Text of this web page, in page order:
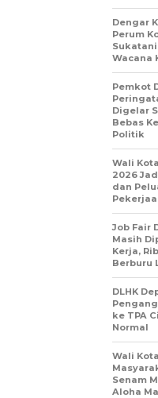
Dengar
Perum
Sukatani
Wacana
Pemkot
Digelar
Bebas
Politik
Wali
2026
dan
Job Fair
Masih
Kerja,
Berburu
DLHK
ke TPA
Normal
Wali
Senam
Aloha